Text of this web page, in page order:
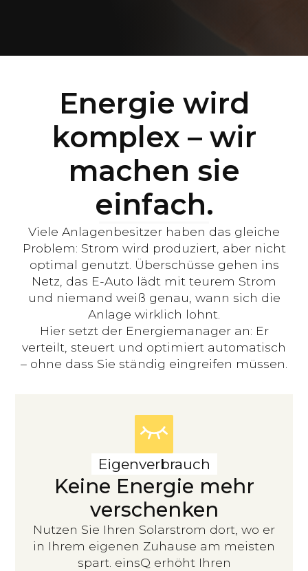
Energie wird
komplex – wir
machen sie
einfach.
Viele Anlagenbesitzer haben das gleiche
Problem: Strom wird produziert, aber nicht
optimal genutzt. Überschüsse gehen ins
Netz, das E-Auto lädt mit teurem Strom
und niemand weiß genau, wann sich die
Anlage wirklich lohnt.
Hier setzt der Energiemanager an: Er
verteilt, steuert und optimiert automatisch
– ohne dass Sie ständig eingreifen müssen.
Eigenverbrauch
Keine Energie mehr
verschenken
Nutzen Sie Ihren Solarstrom dort, wo er
in Ihrem eigenen Zuhause am meisten
spart. einsQ erhöht Ihren